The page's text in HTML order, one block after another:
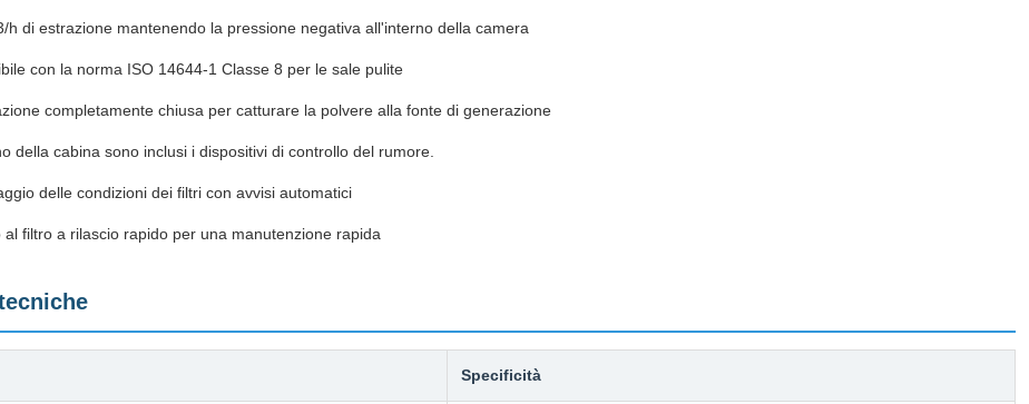
h di estrazione mantenendo la pressione negativa all'interno della camera
con la norma ISO 14644-1 Classe 8 per le sale pulite
completamente chiusa per catturare la polvere alla fonte di generazione
della cabina sono inclusi i dispositivi di controllo del rumore.
delle condizioni dei filtri con avvisi automatici
al filtro a rilascio rapido per una manutenzione rapida
Specificità